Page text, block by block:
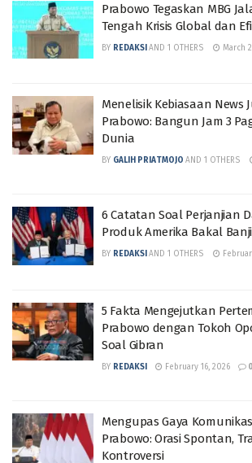
Prabowo Tegaskan MBG
Tengah Krisis Global dan
BY REDAKSI AND 1 OTHERS March
Menelisik Kebiasaan News
Prabowo: Bangun Jam 3
Dunia
BY GALIH PRIATMOJO AND 1 OTHERS
6 Catatan Soal Perjanjian
Produk Amerika Bakal
BY REDAKSI AND 1 OTHERS
5 Fakta Mengejutkan
Prabowo dengan Tokoh
Soal Gibran
BY REDAKSI February 16, 2026 0
Mengupas Gaya
Prabowo: Orasi Spontan,
Kontroversi